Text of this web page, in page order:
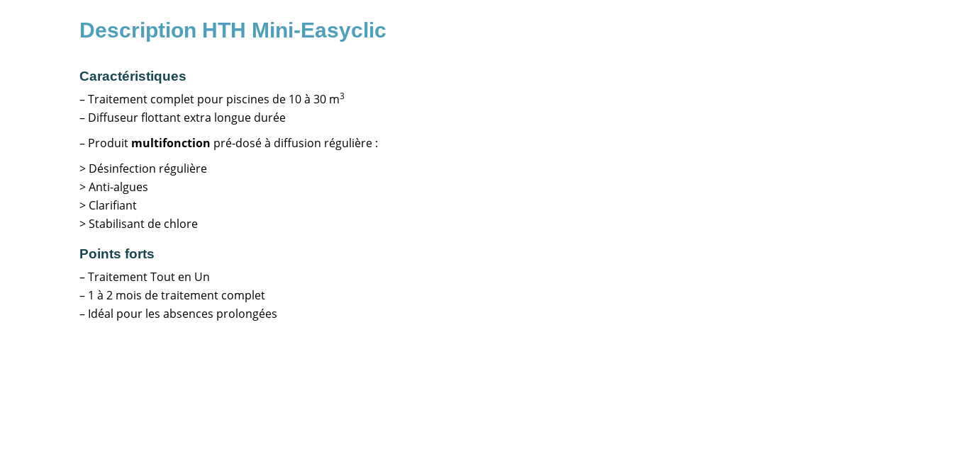
HTH Mini-Easyclic
Caractéristiques
– Traitement complet pour piscines de 10 à 30 m3
– Diffuseur flottant extra longue durée
– Produit multifonction pré-dosé à diffusion régulière :
> Désinfection régulière
> Anti-algues
> Clarifiant
> Stabilisant de chlore
Points forts
– Traitement Tout en Un
– 1 à 2 mois de traitement complet
– Idéal pour les absences prolongées